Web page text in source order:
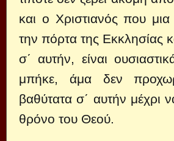
και ο Χριστιανός που
την πόρτα της Εκκλησίας
σ΄ αυτήν, είναι
μπήκε, άμα δεν
βαθύτατα σ΄ αυτήν μέχρι
θρόνο του Θεού.